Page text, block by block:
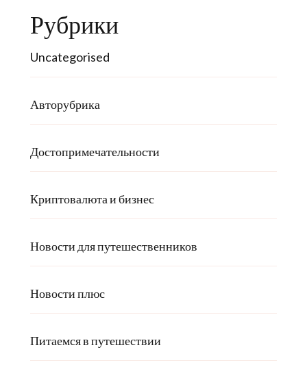
Рубрики
Uncategorised
Авторубрика
Достопримечательности
Криптовалюта и бизнес
Новости для путешественников
Новости плюс
Питаемся в путешествии